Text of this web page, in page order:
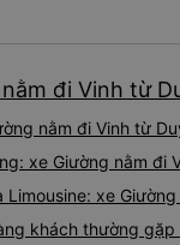
đi Vinh từ
nằm đi Vinh từ
xe Giường nằm
Limousine: xe
khách thường